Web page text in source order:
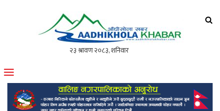
मोफसलकै लोकप्रिय अनलाइन पत्रिका